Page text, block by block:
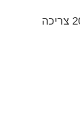
טלוויזיית TCL למונדיאל 2026 צריכה